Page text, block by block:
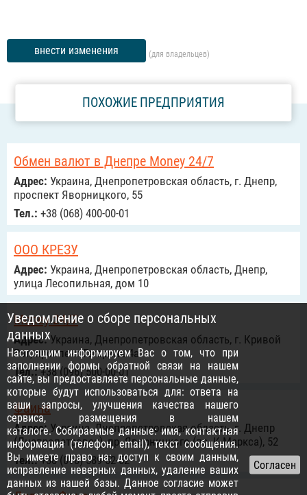
внести изменения (для владельцев)
ПОХОЖИЕ ПРЕДПРИЯТИЯ
Обмен валют в Днепре Money 24/7
Адрес: Украина, Днепропетровская область, г. Днепр,
проспект Яворницкого, 55
Тел.: +38 (068) 400-00-01
ООО КРЕЗУ
Адрес: Украина, Днепропетровская область, Днепр,
улица Лесопильная, дом 10
Money 24/7
Адрес:Украина, Днепропетровская область, г. Кривой
Рог, проспект Гагарина 4а
Тел.:+38 (096) 500-00-01
Фаина
Адрес:Украина, Днепропетровская область, г. Днепр
(Днепропетровск), пр. Яворницкого (пр. К.Маркса), 52
Тел.:+38 (098) 589-52-52
Уведомление о сборе персональных
данных
Настоящим информируем Вас о том, что при
заполнении формы обратной связи на нашем
сайте, вы предоставляете персональные данные,
которые будут использоваться для: ответа на
ваши запросы, улучшения качества нашего
сервиса, размещения в нашем
каталоге. Собираемые данные: имя, контактная
информация (телефон, email), текст сообщения.
Вы имеете право на: доступ к своим данным,
исправление неверных данных, удаление ваших
данных из нашей базы. Данное согласие может